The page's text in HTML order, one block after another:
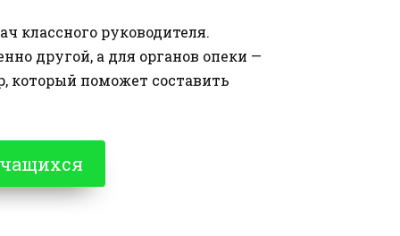
классного руководителя.
другой, а для органов опеки —
который поможет составить